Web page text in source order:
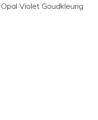
Violet Goudkleurig